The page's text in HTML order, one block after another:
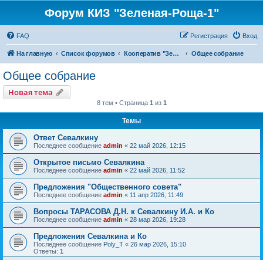
Форум КИЗ "Зеленая-Роща-1"
FAQ Вход
Регистрация
На главную Список форумов Кооператив "Зеленая Роща-1" Общее собрание
Общее собрание
Новая тема
8 тем • Страница 1 из 1
Темы
Ответ Севалкину
Последнее сообщение admin « 22 май 2026, 12:15
Открытое письмо Севалкина
Последнее сообщение admin « 22 май 2026, 11:52
Предложения "Общественного совета"
Последнее сообщение admin « 11 апр 2026, 11:49
Вопросы ТАРАСОВА Д.Н. к Севалкину И.А. и Ко
Последнее сообщение admin « 28 мар 2026, 19:28
Предложения Севалкина и Ко
Последнее сообщение Poly_T « 26 мар 2026, 15:10
Ответы: 1